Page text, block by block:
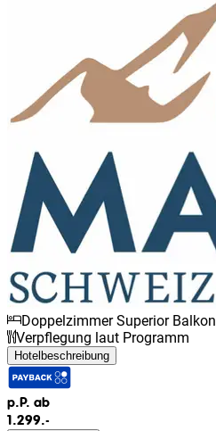
Doppelzimmer Superior Balkon
Verpflegung laut Programm
Hotelbeschreibung
p.P. ab
1.299.-